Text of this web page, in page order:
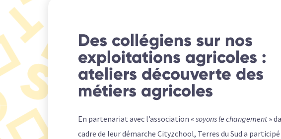
Des collégiens sur nos
exploitations agricoles :
ateliers découverte des
métiers agricoles
En partenariat avec l’association « soyons le changement»
cadre de leur démarche Cityzchool, Terres du Sud a participé